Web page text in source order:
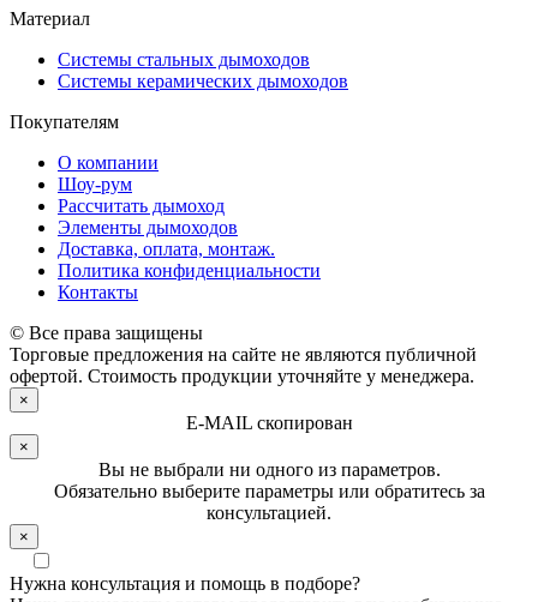
Материал
Системы стальных дымоходов
Системы керамических дымоходов
Покупателям
О компании
Шоу-рум
Рассчитать дымоход
Элементы дымоходов
Доставка, оплата, монтаж.
Политика конфиденциальности
Контакты
© Все права защищены
Торговые предложения на сайте не являются публичной
офертой. Стоимость продукции уточняйте у менеджера.
×
E-MAIL скопирован
×
Вы не выбрали ни одного из параметров.
Обязательно выберите параметры или обратитесь за
консультацией.
×
Нужна консультация и помощь в подборе?